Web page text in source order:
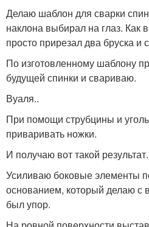
Делаю шаблон для сварки
наклона выбирал на глаз. Как
просто прирезал два бруска и
По изготовленному шаблону
будущей спинки и свариваю.
Вуаля..
При помощи струбцины и
приваривать ножки.
И получаю вот такой результат.
Усиливаю боковые элементы
основанием, который делаю с
был упор.